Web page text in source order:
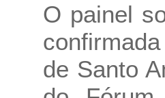
O painel
de Santo